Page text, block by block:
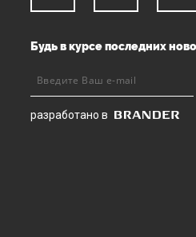
Будь в курсе последних
разработано в